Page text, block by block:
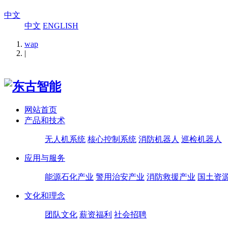
中文
中文 ENGLISH
wap
|
网站首页
产品和技术
无人机系统 核心控制系统 消防机器人 巡检机器人
应用与服务
能源石化产业 警用治安产业 消防救援产业 国土资
文化和理念
团队文化 薪资福利 社会招聘